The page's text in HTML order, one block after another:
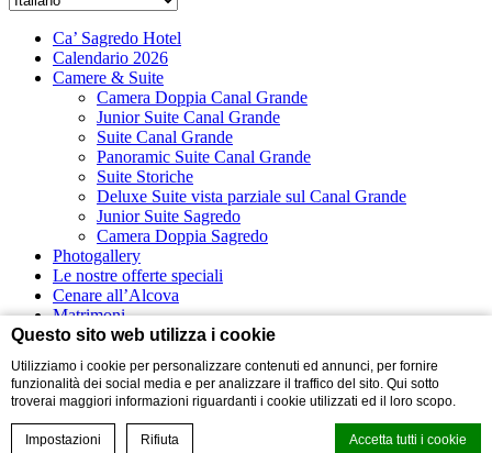
Questo sito web utilizza i cookie
Utilizziamo i cookie per personalizzare contenuti ed annunci, per fornire
funzionalità dei social media e per analizzare il traffico del sito. Qui sotto
troverai maggiori informazioni riguardanti i cookie utilizzati ed il loro scopo.
Impostazioni Rifiuta Accetta tutti i cookie
Ca’ Sagredo Hotel
Calendario 2026
Camere & Suite
Camera Doppia Canal Grande
Junior Suite Canal Grande
Suite Canal Grande
Panoramic Suite Canal Grande
Suite Storiche
Deluxe Suite vista parziale sul Canal Grande
Junior Suite Sagredo
Camera Doppia Sagredo
Photogallery
Le nostre offerte speciali
Cenare all’Alcova
Matrimoni
Eventi
Virtual tour
Campo Santa Sofia 4198/99 - Ca’ D’Oro
30121 Venezia
Telefono +39 0412413111
Prenota il tuo soggiorno